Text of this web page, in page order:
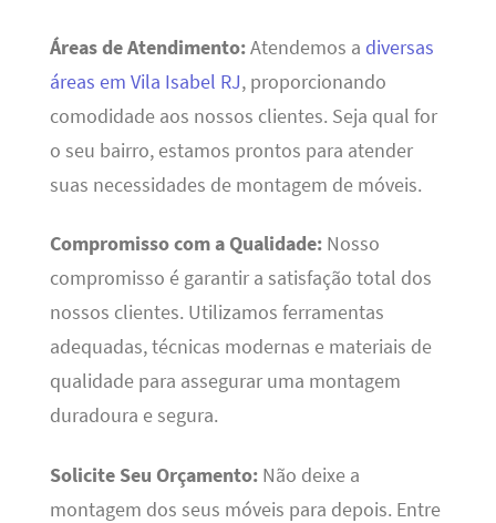
Áreas de Atendimento:Atendemos a diversas
áreas em Vila Isabel RJ, proporcionando
comodidade aos nossos clientes. Seja qual for
o seu bairro, estamos prontos para atender
suas necessidades de montagem de móveis.
Compromisso com a Qualidade:Nosso
compromisso é garantir a satisfação total dos
nossos clientes. Utilizamos ferramentas
adequadas, técnicas modernas e materiais de
qualidade para assegurar uma montagem
duradoura e segura.
Solicite Seu Orçamento:Não deixe a
montagem dos seus móveis para depois. Entre